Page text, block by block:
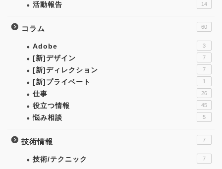
活動報告 14
コラム 60
Adobe 3
[新]デザイン 7
[新]ディレクション 7
[新]プライベート 1
仕事 26
役立つ情報 45
悩み相談 5
技術情報 7
技術/テクニック 7